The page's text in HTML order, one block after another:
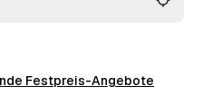
Festpreis-Angebote